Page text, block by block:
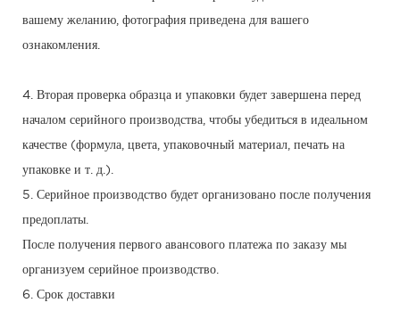
вашему желанию, фотография приведена для вашего
ознакомления.
4. Вторая проверка образца и упаковки будет завершена перед
началом серийного производства, чтобы убедиться в идеальном
качестве (формула, цвета, упаковочный материал, печать на
упаковке и т. д.).
5. Серийное производство будет организовано после получения
предоплаты.
После получения первого авансового платежа по заказу мы
организуем серийное производство.
6. Срок доставки